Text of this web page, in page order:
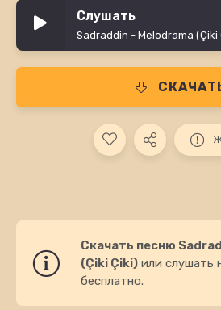
Слушать
Sadraddin - Melodrama (Çiki
Скачать песню
(Çiki Çiki) или слушать
бесплатно.